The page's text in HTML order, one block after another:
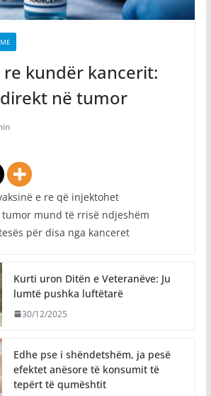
re kundër kancerit:
në tumor
e re që injektohet
mund të rrisë ndjeshëm
për disa nga kanceret
Kurti uron Ditën e Veteranëve: Ju
lumtë pushka luftëtarë
30/12/2025
Edhe pse i shëndetshëm, ja pesë
efektet anësore të konsumit të
tepërt të qumështit